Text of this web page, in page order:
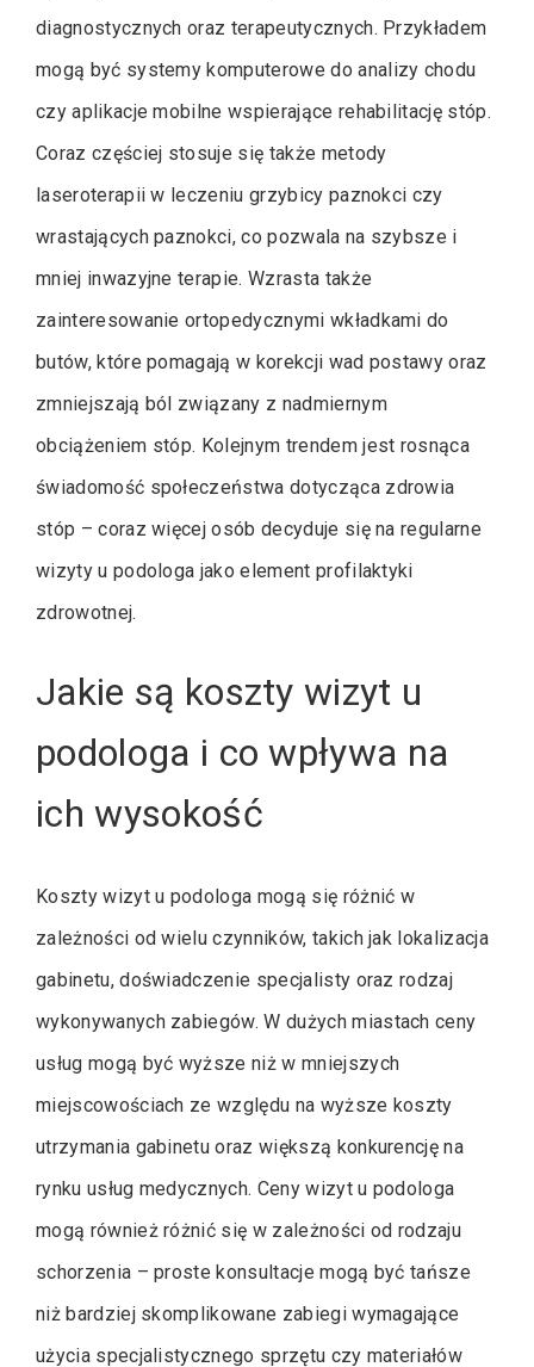
diagnostycznych oraz terapeutycznych. Przykładem
mogą być systemy komputerowe do analizy chodu
czy aplikacje mobilne wspierające rehabilitację stóp.
Coraz częściej stosuje się także metody
laseroterapii w leczeniu grzybicy paznokci czy
wrastających paznokci, co pozwala na szybsze i
mniej inwazyjne terapie. Wzrasta także
zainteresowanie ortopedycznymi wkładkami do
butów, które pomagają w korekcji wad postawy oraz
zmniejszają ból związany z nadmiernym
obciążeniem stóp. Kolejnym trendem jest rosnąca
świadomość społeczeństwa dotycząca zdrowia
stóp – coraz więcej osób decyduje się na regularne
wizyty u podologa jako element profilaktyki
zdrowotnej.
Jakie są koszty wizyt u
podologa i co wpływa na
ich wysokość
Koszty wizyt u podologa mogą się różnić w
zależności od wielu czynników, takich jak lokalizacja
gabinetu, doświadczenie specjalisty oraz rodzaj
wykonywanych zabiegów. W dużych miastach ceny
usług mogą być wyższe niż w mniejszych
miejscowościach ze względu na wyższe koszty
utrzymania gabinetu oraz większą konkurencję na
rynku usług medycznych. Ceny wizyt u podologa
mogą również różnić się w zależności od rodzaju
schorzenia – proste konsultacje mogą być tańsze
niż bardziej skomplikowane zabiegi wymagające
użycia specjalistycznego sprzętu czy materiałów